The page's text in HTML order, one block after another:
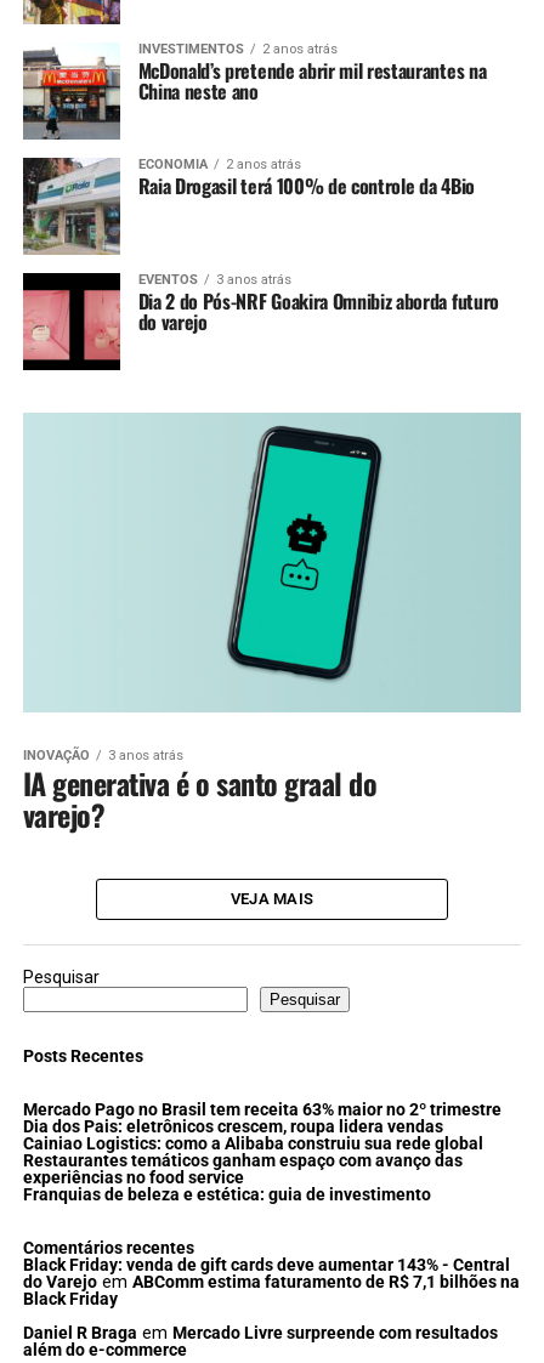
INVESTIMENTOS 2 anos atrás
McDonald’s pretende abrir mil restaurantes na
China neste ano
ECONOMIA 2 anos atrás
Raia Drogasil terá 100% de controle da 4Bio
EVENTOS 3 anos atrás
Dia 2 do Pós-NRF Goakira Omnibiz aborda futuro
do varejo
INOVAÇÃO 3 anos atrás
IA generativa é o santo graal do
varejo?
VEJA MAIS
Pesquisar
Pesquisar
Posts Recentes
Mercado Pago no Brasil tem receita 63% maior no 2º trimestre
Dia dos Pais: eletrônicos crescem, roupa lidera vendas
Cainiao Logistics: como a Alibaba construiu sua rede global
Restaurantes temáticos ganham espaço com avanço das
experiências no food service
Franquias de beleza e estética: guia de investimento
Comentários recentes
Black Friday: venda de gift cards deve aumentar 143% - Central
do Varejoem ABComm estima faturamento de R$ 7,1 bilhões na
Black Friday
Daniel R Braga em Mercado Livre surpreende com resultados
além do e-commerce